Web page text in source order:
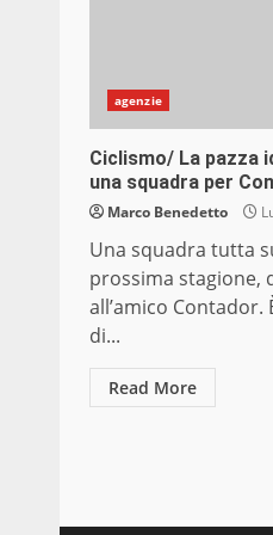
agenzie
Ciclismo/ La pazza
una squadra per
Marco Benedetto
Una squadra tutta
prossima stagione,
all’amico Contador.
di...
Read More